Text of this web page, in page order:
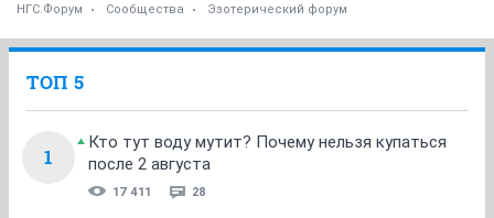
НГС.Форум Сообщества Эзотерический форум
ТОП 5
1
Кто тут воду мутит? Почему нельзя купаться
после 2 августа
17 411 28